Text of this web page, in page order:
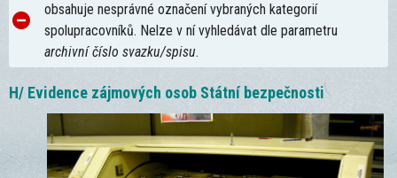
obsahuje nesprávné označení vybraných kategorií
spolupracovníků. Nelze v ní vyhledávat dle parametru
archivní číslo svazku/spisu.
H/ Evidence zájmových osob Státní bezpečnosti